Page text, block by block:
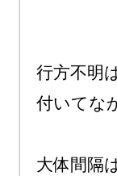
行方不明
付いてな
大体間隔